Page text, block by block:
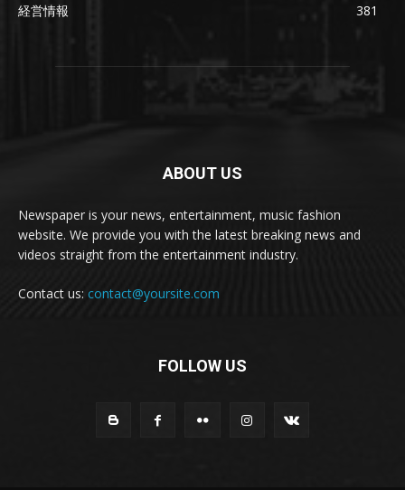
経営情報
381
ABOUT US
Newspaper is your news, entertainment, music fashion
website. We provide you with the latest breaking news and
videos straight from the entertainment industry.
Contact us: contact@yoursite.com
FOLLOW US